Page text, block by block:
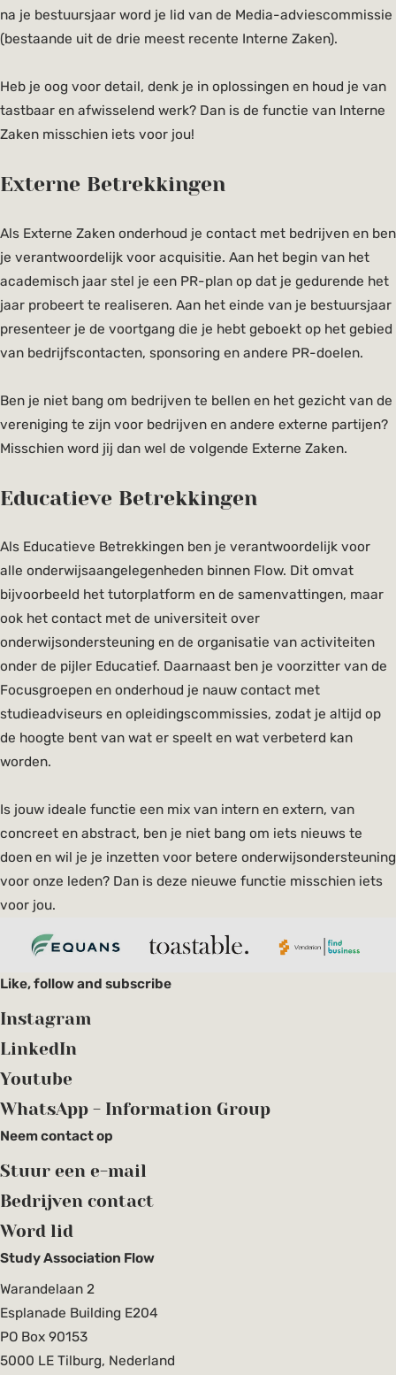
na je bestuursjaar word je lid van de Media-adviescommissie
(bestaande uit de drie meest recente Interne Zaken).
Heb je oog voor detail, denk je in oplossingen en houd je van
tastbaar en afwisselend werk? Dan is de functie van Interne
Zaken misschien iets voor jou!
Externe Betrekkingen
Als Externe Zaken onderhoud je contact met bedrijven en ben
je verantwoordelijk voor acquisitie. Aan het begin van het
academisch jaar stel je een PR-plan op dat je gedurende het
jaar probeert te realiseren. Aan het einde van je bestuursjaar
presenteer je de voortgang die je hebt geboekt op het gebied
van bedrijfscontacten, sponsoring en andere PR-doelen.
Ben je niet bang om bedrijven te bellen en het gezicht van de
vereniging te zijn voor bedrijven en andere externe partijen?
Misschien word jij dan wel de volgende Externe Zaken.
Educatieve Betrekkingen
Als Educatieve Betrekkingen ben je verantwoordelijk voor
alle onderwijsaangelegenheden binnen Flow. Dit omvat
bijvoorbeeld het tutorplatform en de samenvattingen, maar
ook het contact met de universiteit over
onderwijsondersteuning en de organisatie van activiteiten
onder de pijler Educatief. Daarnaast ben je voorzitter van de
Focusgroepen en onderhoud je nauw contact met
studieadviseurs en opleidingscommissies, zodat je altijd op
de hoogte bent van wat er speelt en wat verbeterd kan
worden.
Is jouw ideale functie een mix van intern en extern, van
concreet en abstract, ben je niet bang om iets nieuws te
doen en wil je je inzetten voor betere onderwijsondersteuning
voor onze leden? Dan is deze nieuwe functie misschien iets
voor jou.
Study Association Flow
Warandelaan 2
Esplanade Building E204
PO Box 90153
5000 LE Tilburg, Nederland
Like, follow and subscribe
Instagram
LinkedIn
Youtube
WhatsApp - Information Group
Neem contact op
Stuur een e-mail
Bedrijven contact
Word lid